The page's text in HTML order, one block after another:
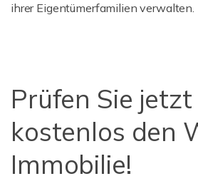
ihrer Eigentümerfamilien verwalten.
Prüfen Sie
kostenlos den
Immobilie!